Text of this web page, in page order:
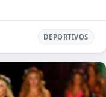
DEPORTIVOS